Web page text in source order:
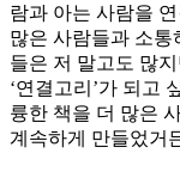
람과 아는 사람을
많은 사람들과 소통
들은 저 말고도 많
‘연결고리’가 되고
륭한 책을 더 많은
계속하게 만들었거